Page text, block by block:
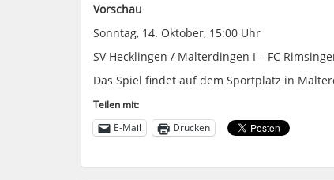
Vorschau
Sonntag, 14. Oktober, 15:00 Uhr
SV Hecklingen / Malterdingen I – FC
Das Spiel findet auf dem Sportplatz in
Teilen mit:
E-Mail
Drucken